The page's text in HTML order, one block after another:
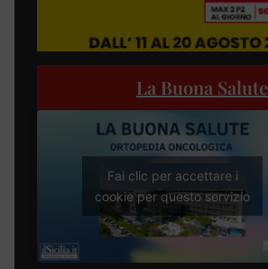
La Buona Salute
Fai clic per accettare i
cookie per questo servizio